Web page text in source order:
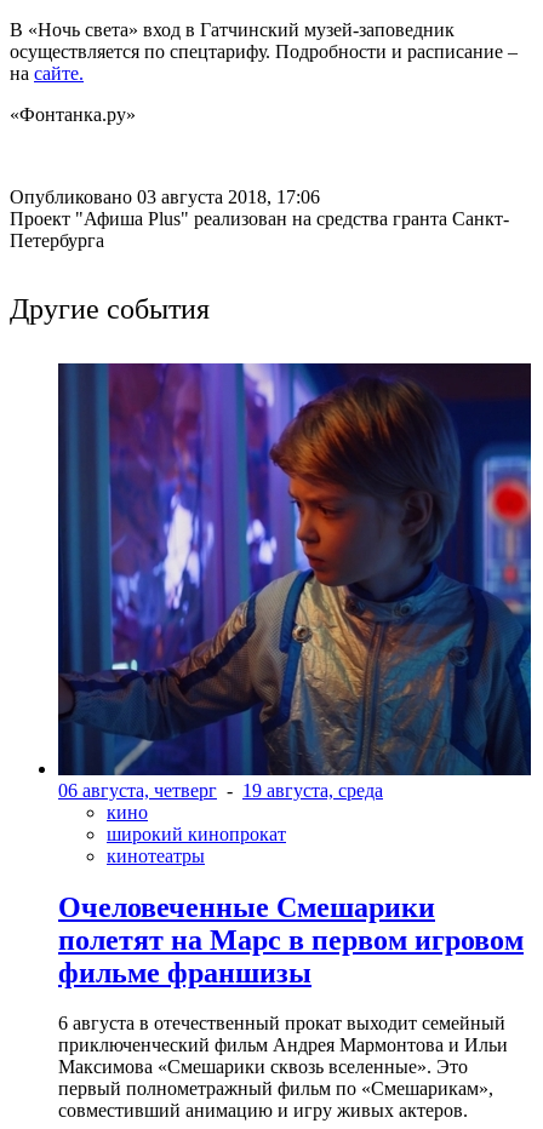
В «Ночь света» вход в Гатчинский музей-заповедник
осуществляется по спецтарифу. Подробности и расписание –
на сайте.
«Фонтанка.ру»
Опубликовано 03 августа 2018, 17:06
Проект "Афиша Plus" реализован на средства гранта Санкт-
Петербурга
Другие события
06 августа, четверг - 19 августа, среда
кино
широкий кинопрокат
кинотеатры
Очеловеченные Смешарики
полетят на Марс в первом игровом
фильме франшизы
6 августа в отечественный прокат выходит семейный
приключенческий фильм Андрея Мармонтова и Ильи
Максимова «Смешарики сквозь вселенные». Это
первый полнометражный фильм по «Смешарикам»,
совместивший анимацию и игру живых актеров.